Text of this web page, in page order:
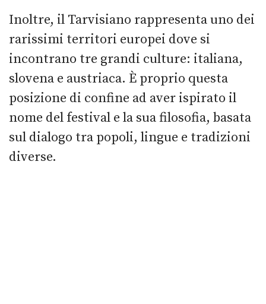
Inoltre, il Tarvisiano rappresenta uno dei
rarissimi territori europei dove si
incontrano tre grandi culture: italiana,
slovena e austriaca. È proprio questa
posizione di confine ad aver ispirato il
nome del festival e la sua filosofia, basata
sul dialogo tra popoli, lingue e tradizioni
diverse.